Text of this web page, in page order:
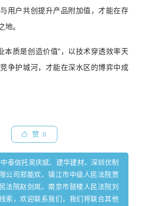
用户共创提升产品附加值，才能在存
地。
本质是创造价值”，以技术穿透效率天
争护城河，才能在深水区的博弈中成
赞 0
泰信托吴庆斌、建华建材、深圳优制
公司郑能欢、镇江市中级人民法院贾
法院赵剑岚、南京市鼓楼人民法院刘
索，欢迎联系我们，我们将联合其他